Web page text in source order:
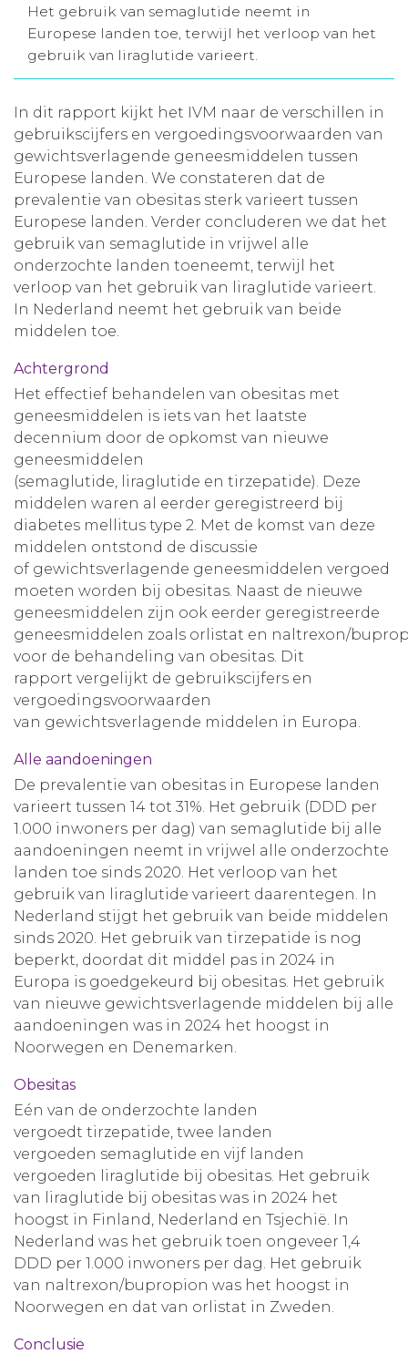
Aanmelden nieuwsbrief
Inloggen
Toegang leeromgeving
Het gebruik van semaglutide neemt in
Europese landen toe, terwijl het verloop van het
gebruik van liraglutide varieert.
In dit rapport kijkt het IVM naar de verschillen in
gebruikscijfers en vergoedingsvoorwaarden van
gewichtsverlagende geneesmiddelen tussen
Europese landen. We constateren dat de
prevalentie van obesitas sterk varieert tussen
Europese landen. Verder concluderen we dat het
gebruik van semaglutide in vrijwel alle
onderzochte landen toeneemt, terwijl het
verloop van het gebruik van liraglutide varieert.
In Nederland neemt het gebruik van beide
middelen toe.
Achtergrond
Het effectief behandelen van obesitas met
geneesmiddelen is iets van het laatste
decennium door de opkomst van nieuwe
geneesmiddelen
(semaglutide, liraglutide en tirzepatide). Deze
middelen waren al eerder geregistreerd bij
diabetes mellitus type 2. Met de komst van deze
middelen ontstond de discussie
of gewichtsverlagende geneesmiddelen vergoed
moeten worden bij obesitas. Naast de nieuwe
geneesmiddelen zijn ook eerder geregistreerde
geneesmiddelen zoals orlistat en naltrexon/
voor de behandeling van obesitas. Dit
rapport vergelijkt de gebruikscijfers en
vergoedingsvoorwaarden
van gewichtsverlagende middelen in Europa.
Alle aandoeningen
De prevalentie van obesitas in Europese landen
varieert tussen 14 tot 31%. Het gebruik (DDD per
1.000 inwoners per dag) van semaglutide bij alle
aandoeningen neemt in vrijwel alle onderzochte
landen toe sinds 2020. Het verloop van het
gebruik van liraglutide varieert daarentegen. In
Nederland stijgt het gebruik van beide middelen
sinds 2020. Het gebruik van tirzepatide is nog
beperkt, doordat dit middel pas in 2024 in
Europa is goedgekeurd bij obesitas. Het gebruik
van nieuwe gewichtsverlagende middelen bij alle
aandoeningen was in 2024 het hoogst in
Noorwegen en Denemarken.
Obesitas
Eén van de onderzochte landen
vergoedt tirzepatide, twee landen
vergoeden semaglutide en vijf landen
vergoeden liraglutide bij obesitas. Het gebruik
van liraglutide bij obesitas was in 2024 het
hoogst in Finland, Nederland en Tsjechië. In
Nederland was het gebruik toen ongeveer 1,4
DDD per 1.000 inwoners per dag. Het gebruik
van naltrexon/bupropion was het hoogst in
Noorwegen en dat van orlistat in Zweden.
Conclusie